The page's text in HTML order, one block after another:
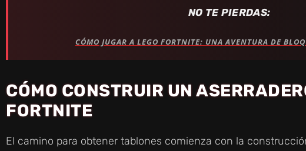
NO TE PIERDAS:
CÓMO JUGAR A LEGO FORTNITE: UNA AVENTURA DE
CÓMO CONSTRUIR UN
FORTNITE
El camino para obtener tablones comienza con la